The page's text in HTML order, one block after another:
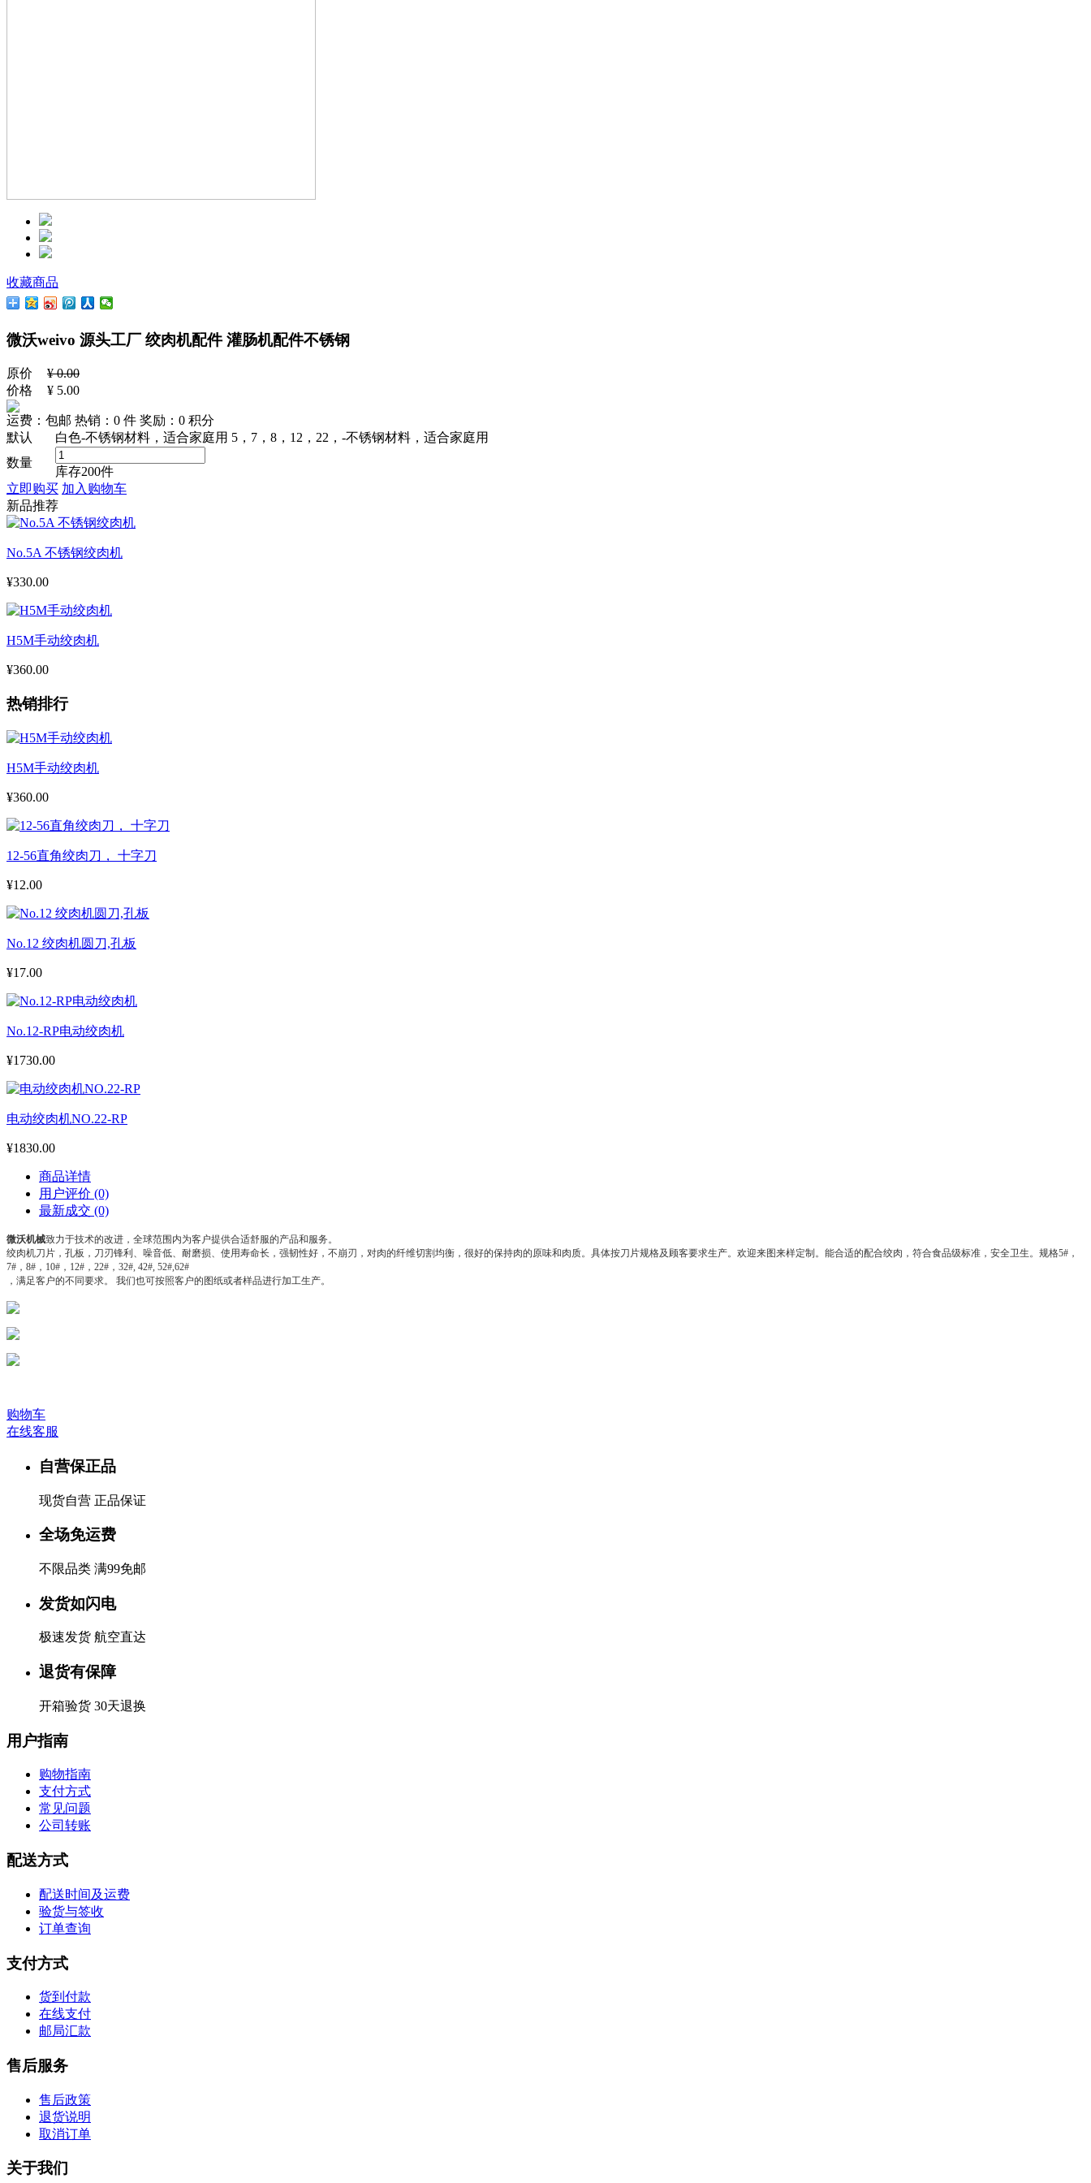
收藏商品
微沃weivo 源头工厂 绞肉机配件 灌肠机配件不锈钢
原价 ¥0.00
价格
¥ 5.00
运费： 包邮 热销：0 件 奖励： 0 积分
默认
白色-不锈钢材料，适合家庭用 5，7，8，12，22，-不锈钢材料，适合家庭用
数量
库存200件
立即购买 加入购物车
新品推荐
No.5A 不锈钢绞肉机
¥330.00
H5M手动绞肉机
¥360.00
热销排行
H5M手动绞肉机
¥360.00
12-56直角绞肉刀， 十字刀
¥12.00
No.12 绞肉机圆刀,孔板
¥17.00
No.12-RP电动绞肉机
¥1730.00
电动绞肉机NO.22-RP
¥1830.00
商品详情
用户评价 (0)
最新成交 (0)
微沃机械致力于技术的改进，全球范围内为客户提供合适舒服的产品和服务。
绞肉机刀片，孔板，刀刃锋利、噪音低、耐磨损、使用寿命长，强韧性好，不崩刃，对肉的纤维切割均衡，很好的保持肉的原味和肉质。具体按刀片规格及顾客要求生产。欢迎来图来样定制。能合适的配合绞肉，符合食品级标准，安全卫生。规格5# ，
7# ， 8# ， 10# ， 12# ， 22# ， 32#, 42#, 52#,62#
，满足客户的不同要求。
我们也可按照客户的图纸或者样品进行加工生产。
购物车
在线客服
自营保正品
现货自营 正品保证
全场免运费
不限品类 满99免邮
发货如闪电
极速发货 航空直达
退货有保障
开箱验货 30天退换
用户指南
购物指南
支付方式
常见问题
公司转账
配送方式
配送时间及运费
验货与签收
订单查询
支付方式
货到付款
在线支付
邮局汇款
售后服务
售后政策
退货说明
取消订单
关于我们